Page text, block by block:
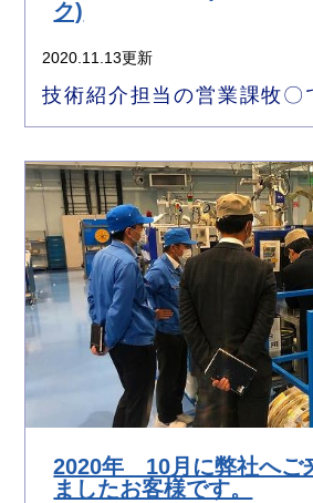
ク)
2020.11.13更新
技術紹介担当の営業課牧〇
2020年 10月に弊社へご
ましたお客様です。